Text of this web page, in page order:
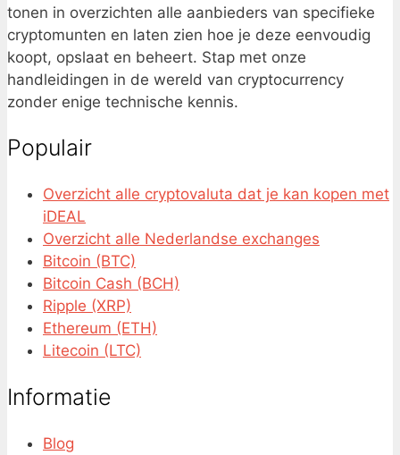
tonen in overzichten alle aanbieders van specifieke
cryptomunten en laten zien hoe je deze eenvoudig
koopt, opslaat en beheert. Stap met onze
handleidingen in de wereld van cryptocurrency
zonder enige technische kennis.
Populair
Overzicht alle cryptovaluta dat je kan kopen met
iDEAL
Overzicht alle Nederlandse exchanges
Bitcoin (BTC)
Bitcoin Cash (BCH)
Ripple (XRP)
Ethereum (ETH)
Litecoin (LTC)
Informatie
Blog